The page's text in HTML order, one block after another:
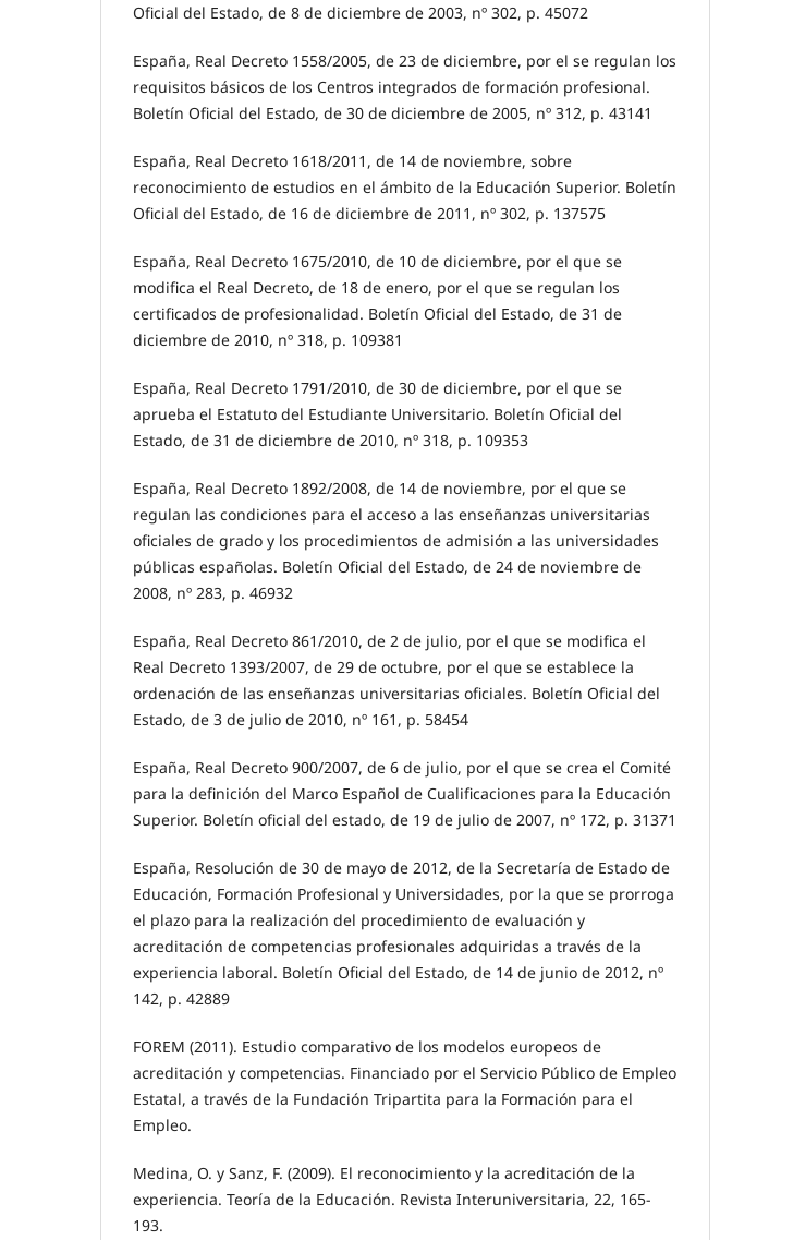
Oficial del Estado, de 8 de diciembre de 2003, nº 302, p. 45072
España, Real Decreto 1558/2005, de 23 de diciembre, por el se regulan los
requisitos básicos de los Centros integrados de formación profesional.
Boletín Oficial del Estado, de 30 de diciembre de 2005, nº 312, p. 43141
España, Real Decreto 1618/2011, de 14 de noviembre, sobre
reconocimiento de estudios en el ámbito de la Educación Superior. Boletín
Oficial del Estado, de 16 de diciembre de 2011, nº 302, p. 137575
España, Real Decreto 1675/2010, de 10 de diciembre, por el que se
modifica el Real Decreto, de 18 de enero, por el que se regulan los
certificados de profesionalidad. Boletín Oficial del Estado, de 31 de
diciembre de 2010, nº 318, p. 109381
España, Real Decreto 1791/2010, de 30 de diciembre, por el que se
aprueba el Estatuto del Estudiante Universitario. Boletín Oficial del
Estado, de 31 de diciembre de 2010, nº 318, p. 109353
España, Real Decreto 1892/2008, de 14 de noviembre, por el que se
regulan las condiciones para el acceso a las enseñanzas universitarias
oficiales de grado y los procedimientos de admisión a las universidades
públicas españolas. Boletín Oficial del Estado, de 24 de noviembre de
2008, nº 283, p. 46932
España, Real Decreto 861/2010, de 2 de julio, por el que se modifica el
Real Decreto 1393/2007, de 29 de octubre, por el que se establece la
ordenación de las enseñanzas universitarias oficiales. Boletín Oficial del
Estado, de 3 de julio de 2010, nº 161, p. 58454
España, Real Decreto 900/2007, de 6 de julio, por el que se crea el Comité
para la definición del Marco Español de Cualificaciones para la Educación
Superior. Boletín oficial del estado, de 19 de julio de 2007, nº 172, p. 31371
España, Resolución de 30 de mayo de 2012, de la Secretaría de Estado de
Educación, Formación Profesional y Universidades, por la que se prorroga
el plazo para la realización del procedimiento de evaluación y
acreditación de competencias profesionales adquiridas a través de la
experiencia laboral. Boletín Oficial del Estado, de 14 de junio de 2012, nº
142, p. 42889
FOREM (2011). Estudio comparativo de los modelos europeos de
acreditación y competencias. Financiado por el Servicio Público de Empleo
Estatal, a través de la Fundación Tripartita para la Formación para el
Empleo.
Medina, O. y Sanz, F. (2009). El reconocimiento y la acreditación de la
experiencia. Teoría de la Educación. Revista Interuniversitaria, 22, 165-
193.